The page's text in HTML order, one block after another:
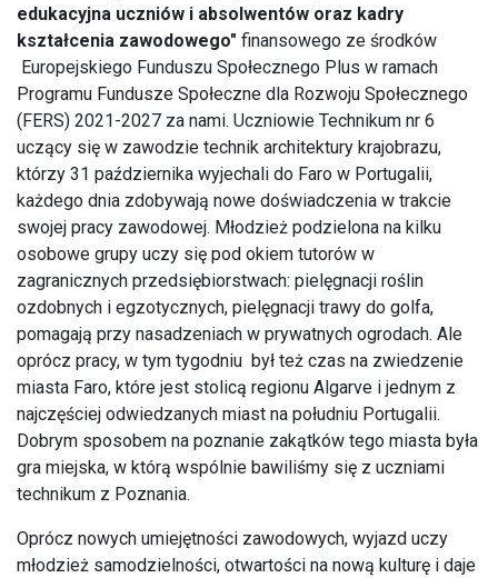
edukacyjna uczniów i absolwentów oraz kadry
kształcenia zawodowego" finansowego ze środków
Europejskiego Funduszu Społecznego Plus w ramach
Programu Fundusze Społeczne dla Rozwoju Społecznego
(FERS) 2021-2027 za nami. Uczniowie Technikum nr 6
uczący się w zawodzie technik architektury krajobrazu,
którzy 31 października wyjechali do Faro w Portugalii,
każdego dnia zdobywają nowe doświadczenia w trakcie
swojej pracy zawodowej. Młodzież podzielona na kilku
osobowe grupy uczy się pod okiem tutorów w
zagranicznych przedsiębiorstwach: pielęgnacji roślin
ozdobnych i egzotycznych, pielęgnacji trawy do golfa,
pomagają przy nasadzeniach w prywatnych ogrodach. Ale
oprócz pracy, w tym tygodniu był też czas na zwiedzenie
miasta Faro, które jest stolicą regionu Algarve i jednym z
najczęściej odwiedzanych miast na południu Portugalii.
Dobrym sposobem na poznanie zakątków tego miasta była
gra miejska, w którą wspólnie bawiliśmy się z uczniami
technikum z Poznania.
Oprócz nowych umiejętności zawodowych, wyjazd uczy
młodzież samodzielności, otwartości na nową kulturę i daje